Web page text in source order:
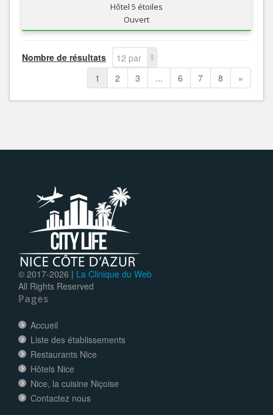
Hôtel 5 étoiles
Ouvert
Nombre de résultats
12 par
page
1 2 3 ... 6 7 8 »
© 2017-2026 | La Clinique du Web
All Rights Reserved
Pages
Accueil
Liste des établissements
Restaurants Nice
Hôtels Nice
Nice, la cuisine Niçoise
Contactez nous